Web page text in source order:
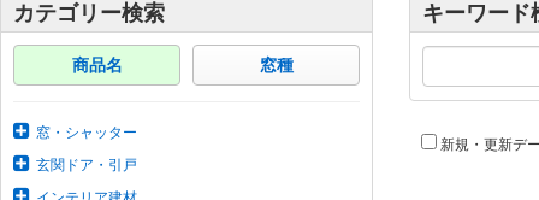
カテゴリー検索
商品名 窓種
窓・シャッター
玄関ドア・引戸
キーワード
新規・更新デ